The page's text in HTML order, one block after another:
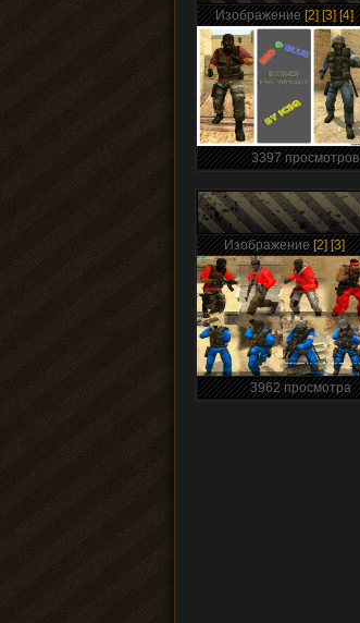
Изображение[2] [3] [4]
3397 просмотров
Изображение[2] [3]
3962 просмотра